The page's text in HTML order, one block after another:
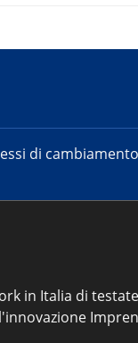
di
in Italia di